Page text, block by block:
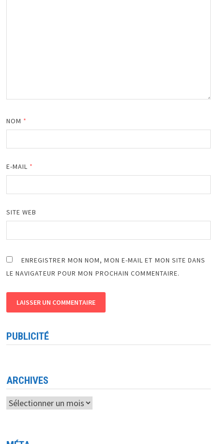
NOM *
E-MAIL *
SITE WEB
ENREGISTRER MON NOM, MON E-MAIL ET MON SITE DANS
LE NAVIGATEUR POUR MON PROCHAIN COMMENTAIRE.
PUBLICITÉ
ARCHIVES
Archives